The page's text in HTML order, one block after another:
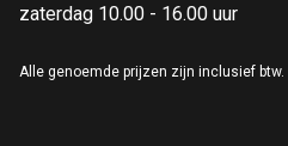
zaterdag 10.00 - 16.00 uur
Alle genoemde prijzen zijn inclusief btw.